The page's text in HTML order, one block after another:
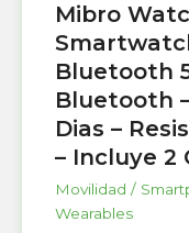
Mibro
Bluetooth
Bluetooth
Dias –
– Incluye 2
Movilidad /
Wearables